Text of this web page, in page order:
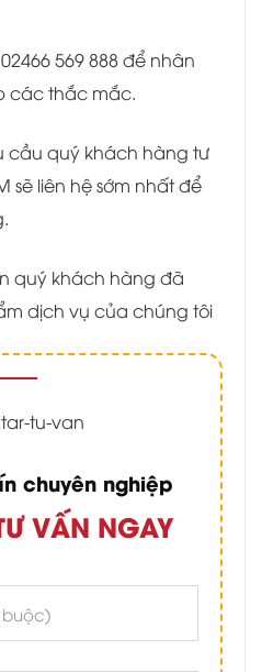
569 888 để nhân
các thắc mắc.
cầu quý khách hàng tư
sẽ liên hệ sớm nhất để
quý khách hàng đã
dịch vụ của chúng tôi
chuyên nghiệp
VẤN NGAY